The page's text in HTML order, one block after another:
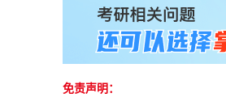
免责声明：